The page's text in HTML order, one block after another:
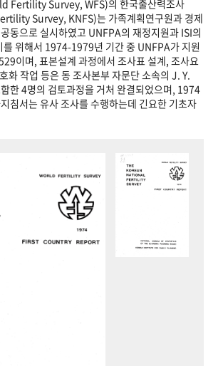
Fertility Survey, WFS)의 한국출산력조사
Survey, KNFS)는 가족계획연구원과 경제
동으로 실시하였고 UNFPA의 재정지원과 ISI의
를 위해서 1974-1979년 기간 중 UNFPA가 지원
이며, 표본설계 과정에서 조사표 설계, 조사요
화 작업 등은 동 조사본부 자문단 소속의 J. Y.
한 4명의 검토과정을 거처 완결되었으며, 1974
침서는 유사 조사를 수행하는데 긴요한 기초자